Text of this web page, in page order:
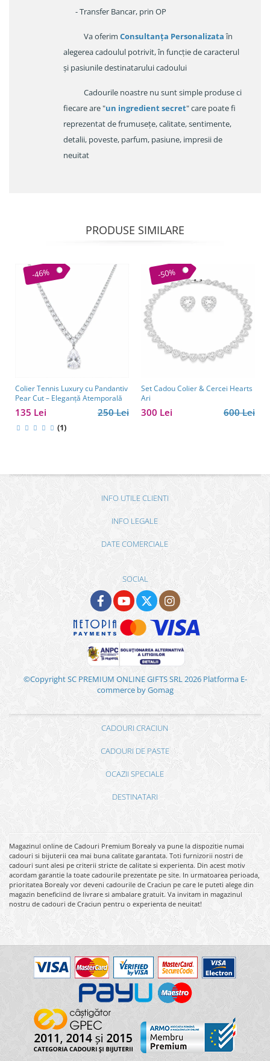
- Transfer Bancar, prin OP
Va oferim Consultanța Personalizataîn
alegerea cadoulul potrivit, în funcție de caracterul
și pasiunile destinatarului cadoului
Cadourile noastre nu sunt simple produse ci
fiecare are "un ingredient secret" care poate fi
reprezentat de frumusețe, calitate, sentimente,
detalii, poveste, parfum, pasiune, impresii de
neuitat
PRODUSE SIMILARE
-46%
Colier Tennis Luxury cu Pandantiv
Pear Cut – Eleganță Atemporală
250 Lei
135 Lei
(1)
-50%
Set Cadou Colier & Cercei Hearts
Ari
600 Lei
300 Lei
INFO UTILE CLIENTI
INFO LEGALE
DATE COMERCIALE
SOCIAL
©Copyright SC PREMIUM ONLINE GIFTS SRL 2026 Platforma E-
commerce by Gomag
CADOURI CRACIUN
CADOURI DE PASTE
OCAZII SPECIALE
DESTINATARI
Magazinul online de Cadouri Premium Borealy va pune la dispozitie numai
cadouri si bijuterii cea mai buna calitate garantata. Toti furnizorii nostri de
cadouri sunt alesi pe criterii stricte de calitate si experienta. Din acest motiv
acordam garantie la toate cadourile prezentate pe site. In urmatoarea perioada,
prioritatea Borealy vor deveni cadourile de Craciun pe care le puteti alege din
magazin beneficiind de livrare si ambalare gratuit. Va invitam in magazinul
nostru de cadouri de Craciun pentru o experienta de neuitat!